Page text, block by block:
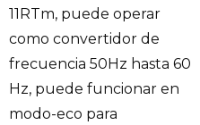
11RTm, puede operar
como convertidor de
frecuencia 50Hz hasta 60
Hz, puede funcionar en
modo-eco para